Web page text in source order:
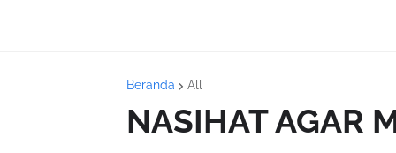
Beranda All
NASIHAT AGAR